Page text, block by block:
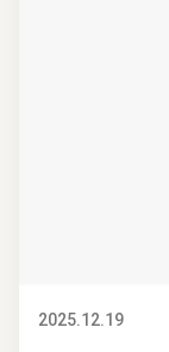
2025.12.19